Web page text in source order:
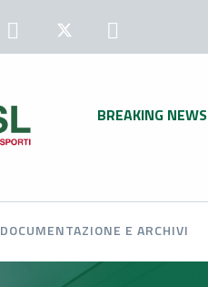
BREAKING NEWS
DOCUMENTAZIONE E ARCHIVI